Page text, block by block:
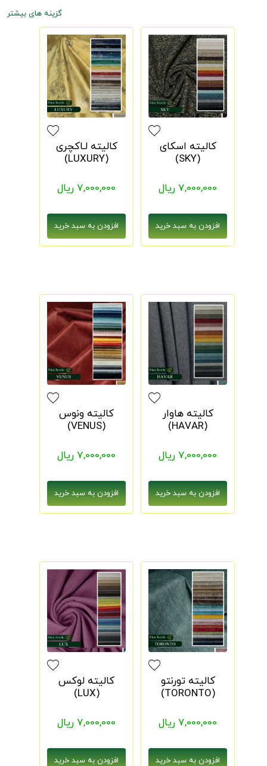
گزینه های بیشتر
کالیته اسکای
(SKY)
7,000,000 ریال
کالیته لـاکچری
(LUXURY)
7,000,000 ریال
کالیته هاوار
(HAVAR)
7,000,000 ریال
کالیته ونوس
(VENUS)
7,000,000 ریال
کالیته تورنتو
(TORONTO)
7,000,000 ریال
کالیته لوکس
(LUX)
7,000,000 ریال